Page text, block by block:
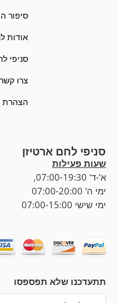
סיפור
אודות
סניפי
צרו קשר
הצהרת
סניפי לחם ארטיזן
שעות פעילות
א'-ד' 07:00-19:30,
ימי ה' 07:00-20:00
ימי שישי 07:00-15:00
תתעדכנו שלא תפספסו